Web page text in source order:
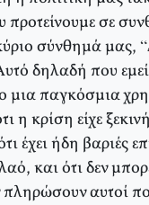
σε
σύνθημά μας,
δηλαδή που
μια παγκόσμια
η κρίση είχε
έχει ήδη βαριές
και ότι δεν
αυτοί